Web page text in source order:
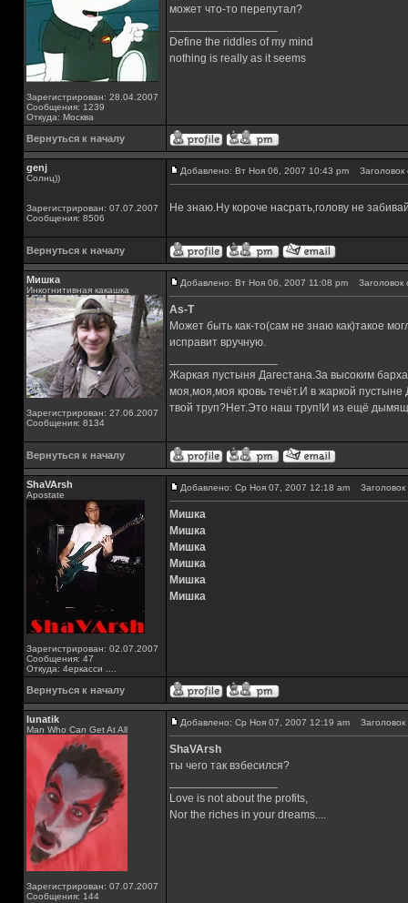
Зарегистрирован: 28.04.2007
Сообщения: 1239
Откуда: Москва
может что-то перепутал?
Define the riddles of my mind
nothing is really as it seems
Вернуться к началу
genj
Солнц))
Зарегистрирован: 07.07.2007
Сообщения: 8506
Добавлено: Вт Ноя 06, 2007 10:43 pm Заголовок
Не знаю.Ну короче насрать,голову не
Вернуться к началу
Мишка
Инкогнитивная какашка
Зарегистрирован: 27.06.2007
Сообщения: 8134
Добавлено: Вт Ноя 06, 2007 11:08 pm Заголовок
As-T
Может быть как-то(сам не знаю как)такое
исправит вручную.
Жаркая пустыня Дагестана.За высоким
моя,моя,моя кровь течёт.И в жаркой
твой труп?Нет.Это наш труп!И из ещё
Вернуться к началу
ShaVArsh
Apostate
Зарегистрирован: 02.07.2007
Сообщения: 47
Откуда: 4еркасси ....
Добавлено: Ср Ноя 07, 2007 12:18 am
Мишка
Мишка
Мишка
Мишка
Мишка
Мишка
Вернуться к началу
lunatik
Man Who Can Get At All
Зарегистрирован: 07.07.2007
Сообщения: 144
Добавлено: Ср Ноя 07, 2007 12:19 am
ShaVArsh
ты чего так взбесился?
Love is not about the profits,
Nor the riches in your dreams....